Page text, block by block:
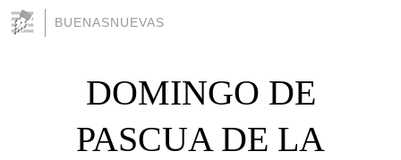
BUENASNUEVAS
DOMINGO DE
PASCUA DE LA